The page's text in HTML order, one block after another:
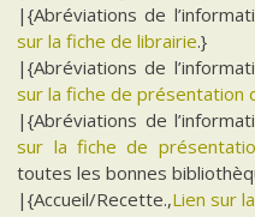
|{Abréviations de
sur la fiche de librairie.}
|{Abréviations de
sur la fiche de présentation
|{Abréviations de
sur la fiche de
toutes les bonnes
|{Accueil/Recette.,Lien sur